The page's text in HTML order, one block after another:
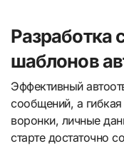
Разработка
шаблонов
Эффективный
сообщений, а гибкая
воронки, личные
старте достаточно